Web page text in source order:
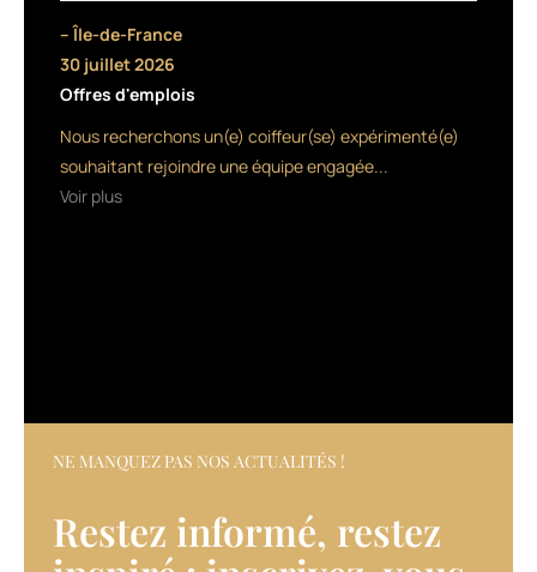
mieux
développe
ISM-
MAAF
l’évolution
des
– Île-de-France
30 juillet 2026
Offres d'emplois
Nous recherchons un(e) coiffeur(se) expérimenté(e)
souhaitant rejoindre une équipe engagée...
Voir plus
NE MANQUEZ PAS NOS ACTUALITÉS !
Restez informé, restez